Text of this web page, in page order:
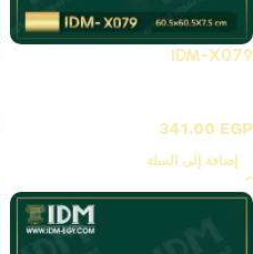
IDM-X079
341.00 EGP
إضافة إلى السلة